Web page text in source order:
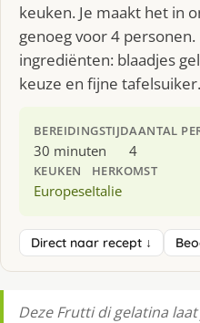
keuken. Je maakt het in
genoeg voor 4
ingrediënten: blaadjes
keuze en fijne tafelsuiker.
BEREIDINGSTIJD
30 minuten
AANTAL
4
KEUKEN
Europese
HERKOMST
Italie
Direct naar recept ↓
Deze Frutti di gelatina